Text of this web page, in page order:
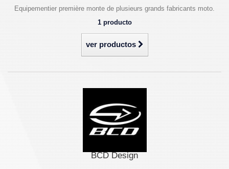
Equipementier première monte de plusieurs grands fabricants moto.
1 producto
ver productos
BCD Design